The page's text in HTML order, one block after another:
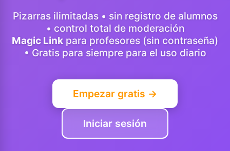
Pizarras ilimitadas • sin registro de alumnos
• control total de moderación
Magic Link para profesores (sin contraseña)
• Gratis para siempre para el uso diario
Empezar gratis →
Iniciar sesión